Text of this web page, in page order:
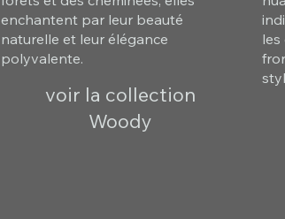
enchantent par leur beauté
naturelle et leur élégance
polyvalente.
voir la collection
Woody
les